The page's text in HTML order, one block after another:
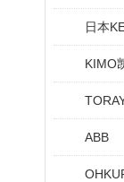
日本
KIMO
ABB